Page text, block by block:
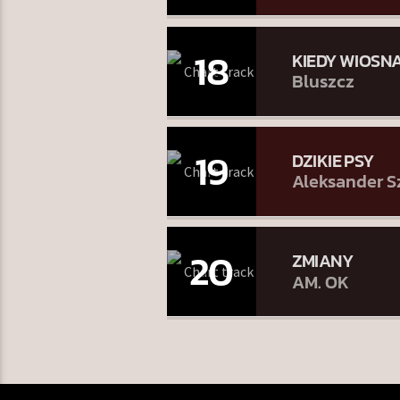
18 KIEDY
Bluszcz
19 DZIKIE PSY
Aleksander
20 ZMIANY
AM. OK